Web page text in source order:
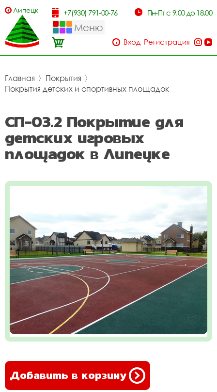
Липецк +7(930) 791-00-76 Пн-Пт с 9.00 до 18.00
Меню
Вход Регистрация
Главная 〉 Покрытия 〉
Покрытия детских и спортивных площадок
СП-03.2 Покрытие для
детских игровых
площадок в Липецке
Добавить в корзину